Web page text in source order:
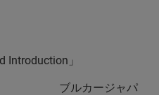
Introduction」
ジャパ